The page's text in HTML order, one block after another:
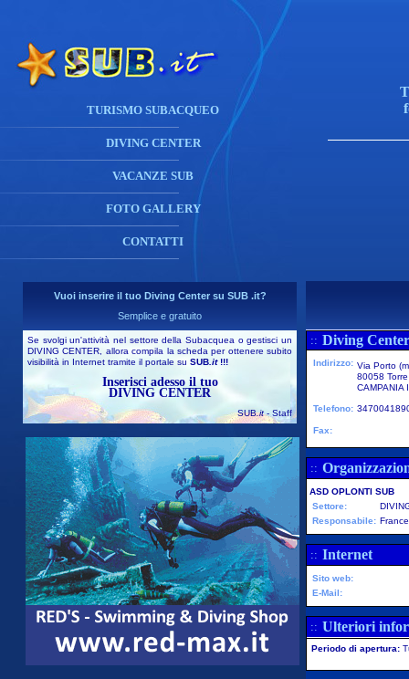
TURISMO SUBACQUEO
DIVING CENTER
VACANZE SUB
FOTO GALLERY
CONTATTI
Vuoi inserire il tuo Diving Center su SUB .it?
Semplice e gratuito
Se svolgi un'attività nel settore della Subacquea o gestisci un
DIVING CENTER, allora compila la scheda per ottenere subito
visibilità in Internet tramite il portale su SUB .it!!!
Inserisci adesso il tuo
DIVING CENTER
SUB.it- Staff
:: Diving
Indirizzo: Via Porto
80058
CAMPANIA
Telefono:
Fax:
::
ASD OPLONTI SUB
Settore:
Responsabile:
:: Internet
Sito web:
E-Mail:
:: Ulteriori
Periodo di apertura: